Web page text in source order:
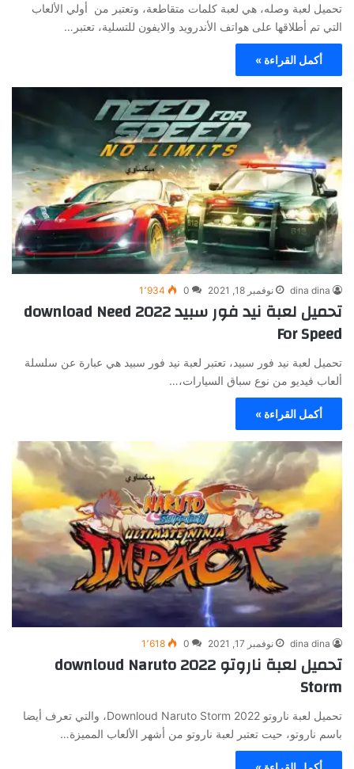
تحميل لعبة وصله، هي لعبة كلمات متقاطعة، وتعتبر من أولي الألعاب
التي تم أطلاقها على هواتف الأندرويد والايفون للتسلية، تعتبر…
أكمل القراءة »
dina dina نوفمبر 18, 2021 0 1٬934
تحميل لعبة نيد فور سبيد 2022 download Need
For Speed
‏تحميل لعبة نيد فور سبيد، تعتبر لعبة نيد فور سبيد هي عبارة عن سلسلة
ألعاب فيديو من نوع سباق السيارات،…
أكمل القراءة »
dina dina نوفمبر 17, 2021 0 1٬618
تحميل لعبة ناروتو 2022 downloud Naruto
Storm
تحميل لعبة ناروتو 2022 Downloud Naruto Storm، والتي تعرف أيضا
باسم ناروتو، حيت تعتبر لعبة ناروتو من أشهر الألعاب المميزة…